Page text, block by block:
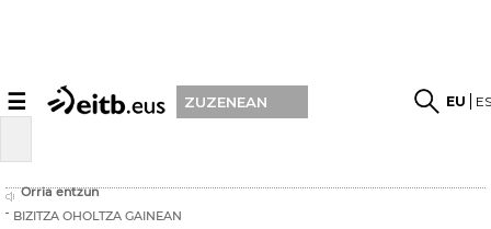
☰ ZUZENEAN EU
Orria entzun
BIZITZA OHOLTZA GAINEAN